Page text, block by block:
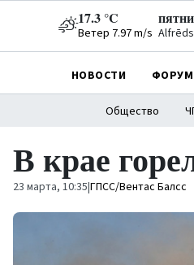
17.3 °C
Ветер 7.97 m/s
НОВОСТИ ФОРУМ
Общество
В крае
23 марта, 10:35|ГПСС/Вентас Балсс